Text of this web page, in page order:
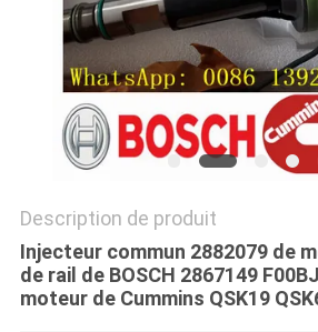
PRIVACY
POLICY
Description de produit
Injecteur commun 2882079 de
de rail de BOSCH 2867149
moteur de Cummins QSK19